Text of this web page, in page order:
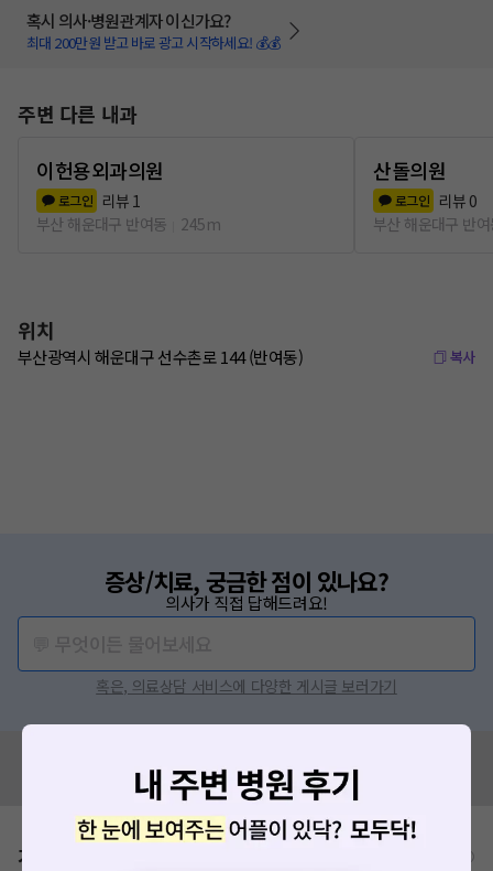
혹시 의사·병원관계자 이신가요?
최대 200만원 받고 바로 광고 시작하세요! 💰💰
주변 다른 내과
이헌용외과의원
로그인 리뷰 1
부산 해운대구 반여동
245m
산돌의원
로그인 리뷰 0
부산 해운대구 반
위치
부산광역시 해운대구 선수촌로 144 (반여동) 복사
증상/치료, 궁금한 점이 있나요?
의사가 직접 답해드려요!
혹은, 의료상담 서비스에 다양한 게시글 보러가기
모두닥 팀에 알려주세요!
가격표